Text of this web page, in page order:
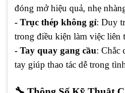
đóng mở hiệu quả, nhẹ
- Trục thép không gỉ: Duy
trong điều kiện làm việc liên
- Tay quay gang cầu: Chắc
tay giúp thao tác dễ trong